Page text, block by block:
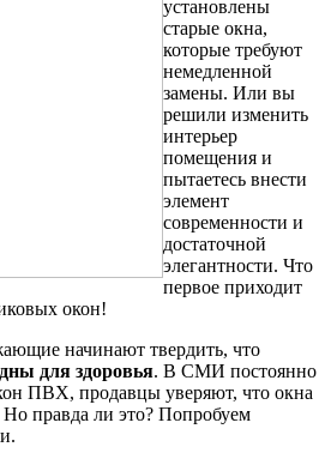
установлены
старые окна,
которые требуют
немедленной
замены. Или вы
решили изменить
интерьер
помещения и
пытаетесь внести
элемент
современности и
достаточной
элегантности. Что
первое приходит
окон!
начинают твердить, что
для здоровья. В СМИ постоянно
ПВХ, продавцы уверяют, что окна
правда ли это? Попробуем